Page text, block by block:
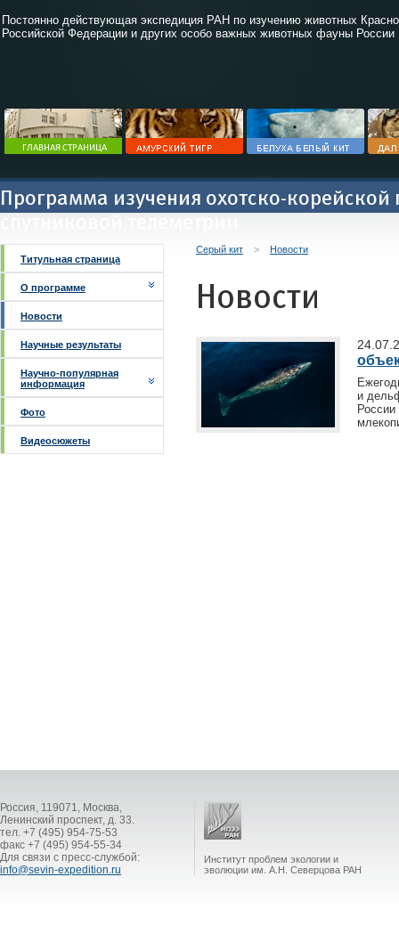
Постоянно действующая экспедиция РАН по изучению животных
Российской Федерации и других особо важных животных фауны России
Программа изучения охотско-
Титульная страница
О программе
Новости
Научные результаты
Научно-популярная
информация
Фото
Видеосюжеты
Серый кит > Новости
Новости
и
Россия, 119071, Москва,
Ленинский проспект, д. 33.
тел. +7 (495) 954-75-53
факс +7 (495) 954-55-34
Для связи с пресс-службой:
info@sevin-expedition.ru
Институт проблем экологии и
эволюции им. А.Н. Северцова РАН